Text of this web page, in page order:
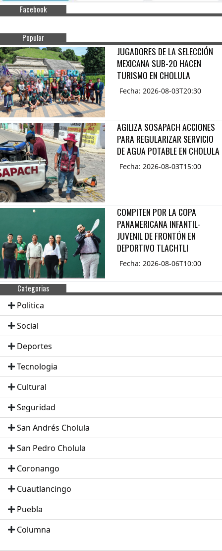
Facebook
Popular
JUGADORES DE LA SELECCIÓN
MEXICANA SUB-20 HACEN
TURISMO EN CHOLULA
Fecha: 2026-08-03T20:30
AGILIZA SOSAPACH ACCIONES
PARA REGULARIZAR SERVICIO
DE AGUA POTABLE EN CHOLULA
Fecha: 2026-08-03T15:00
COMPITEN POR LA COPA
PANAMERICANA INFANTIL-
JUVENIL DE FRONTÓN EN
DEPORTIVO TLACHTLI
Fecha: 2026-08-06T10:00
Categorias
Politica
Social
Deportes
Tecnologia
Cultural
Seguridad
San Andrés Cholula
San Pedro Cholula
Coronango
Cuautlancingo
Puebla
Columna